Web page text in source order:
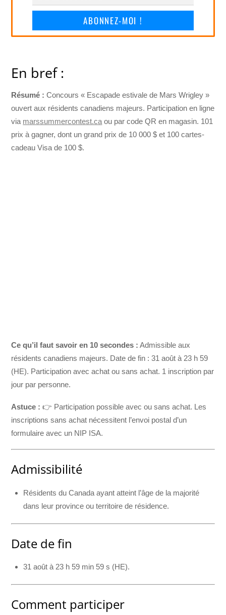
ABONNEZ-MOI !
En bref :
Résumé : Concours « Escapade estivale de Mars Wrigley »
ouvert aux résidents canadiens majeurs. Participation en ligne
via marssummercontest.ca ou par code QR en magasin. 101
prix à gagner, dont un grand prix de 10 000 $ et 100 cartes-
cadeau Visa de 100 $.
Ce qu’il faut savoir en 10 secondes : Admissible aux
résidents canadiens majeurs. Date de fin : 31 août à 23 h 59
(HE). Participation avec achat ou sans achat. 1 inscription par
jour par personne.
Astuce : 👉 Participation possible avec ou sans achat. Les
inscriptions sans achat nécessitent l’envoi postal d’un
formulaire avec un NIP ISA.
Admissibilité
Résidents du Canada ayant atteint l’âge de la majorité
dans leur province ou territoire de résidence.
Date de fin
31 août à 23 h 59 min 59 s (HE).
Comment participer